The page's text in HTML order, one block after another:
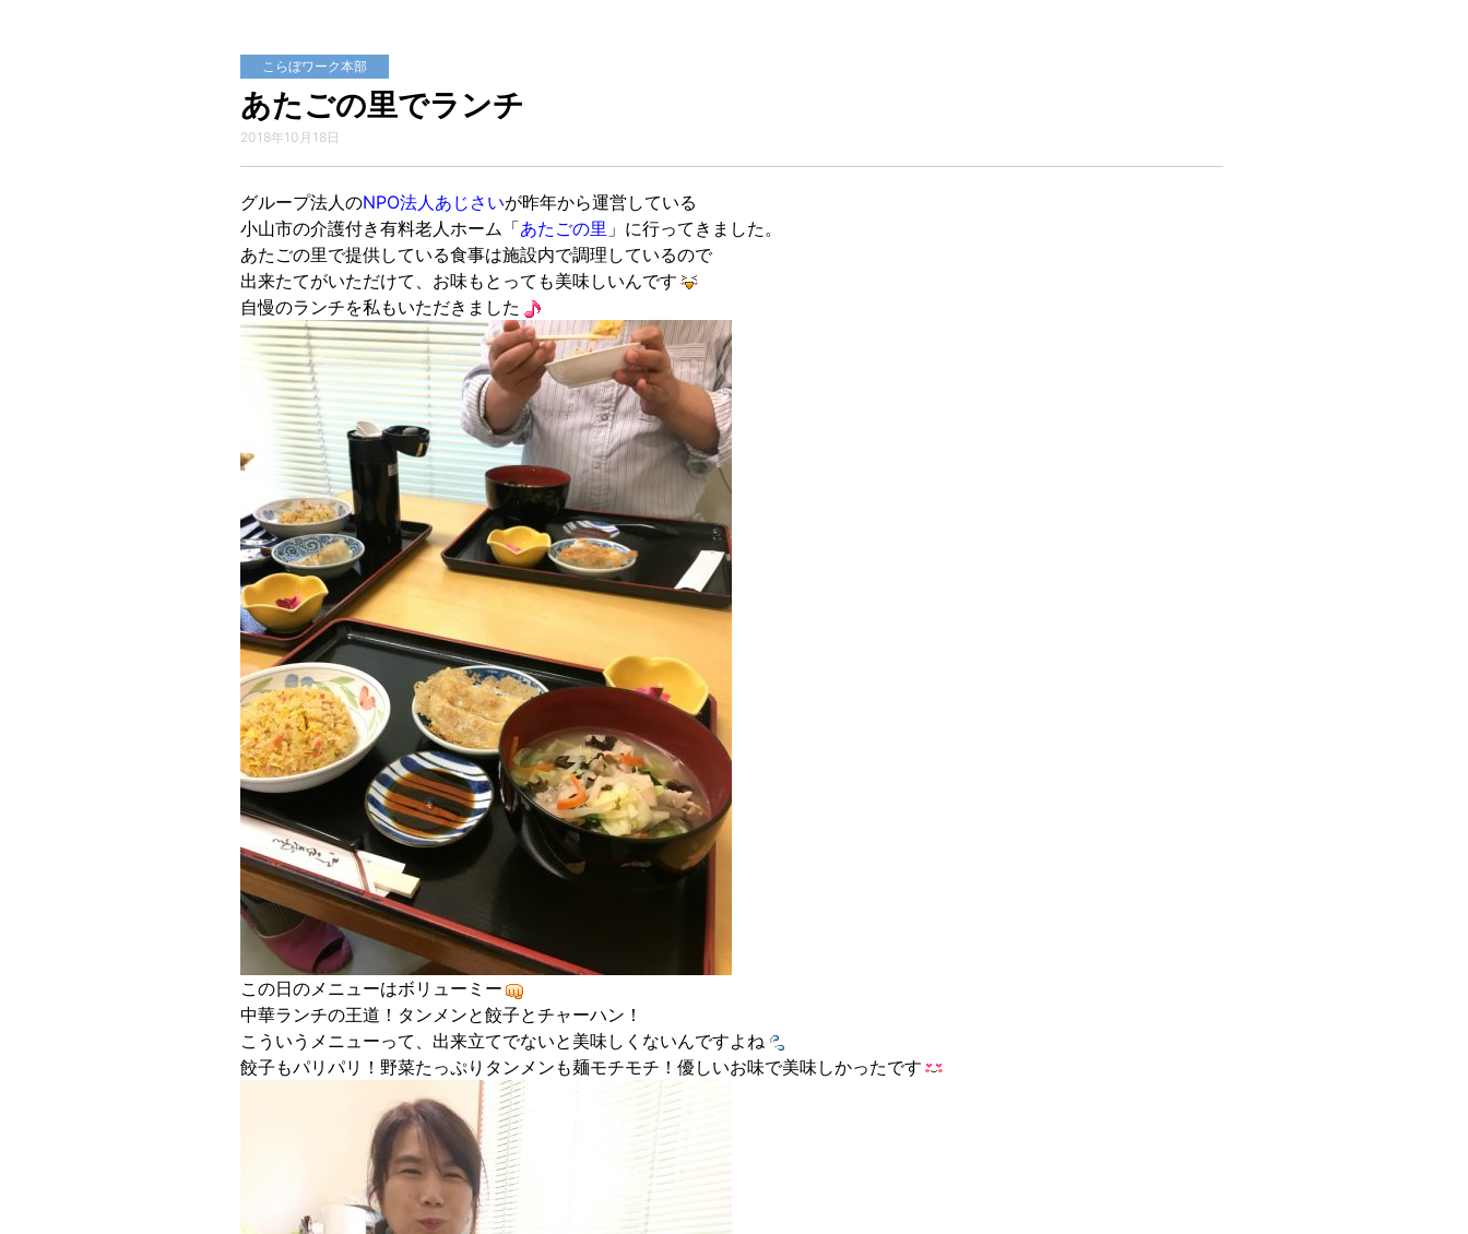
あたごの里でランチ
こらぼワーク本部
2018年10月18日
グループ法人のNPO法人あじさいが昨年から運営している
小山市の介護付き有料老人ホーム「あたごの里 」に行ってきました。
あたごの里で提供している食事は施設内で調理しているので
出来たてがいただけて、お味もとっても美味しいんです
自慢のランチを私もいただきました
この日のメニューはボリューミー
中華ランチの王道！タンメンと餃子とチャーハン！
こういうメニューって、出来立てでないと美味しくないんですよね
餃子もパリパリ！野菜たっぷりタンメンも麺モチモチ！優しいお味で美味しかったです